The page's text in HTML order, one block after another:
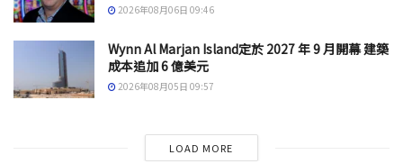
2026年08月06日 09:46
Wynn Al Marjan Island定於 2027 年 9 月開幕 建築
成本追加 6 億美元
2026年08月05日 09:57
LOAD MORE